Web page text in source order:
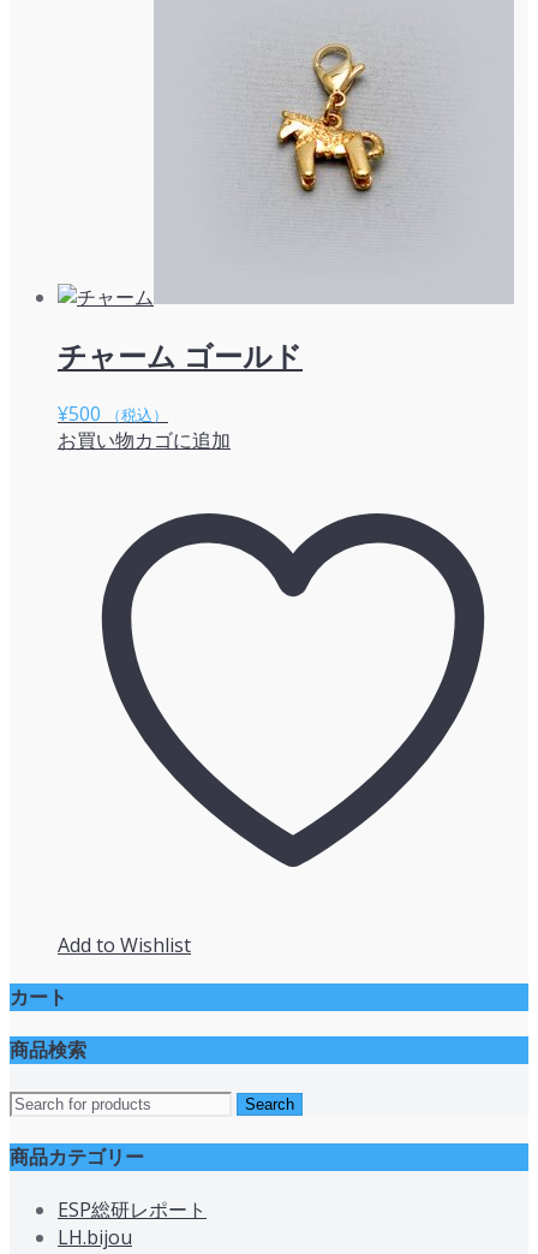
チャーム ゴールド
¥500 （税込）
お買い物カゴに追加
Add to Wishlist
カート
商品検索
商品カテゴリー
ESP総研レポート
LH.bijou